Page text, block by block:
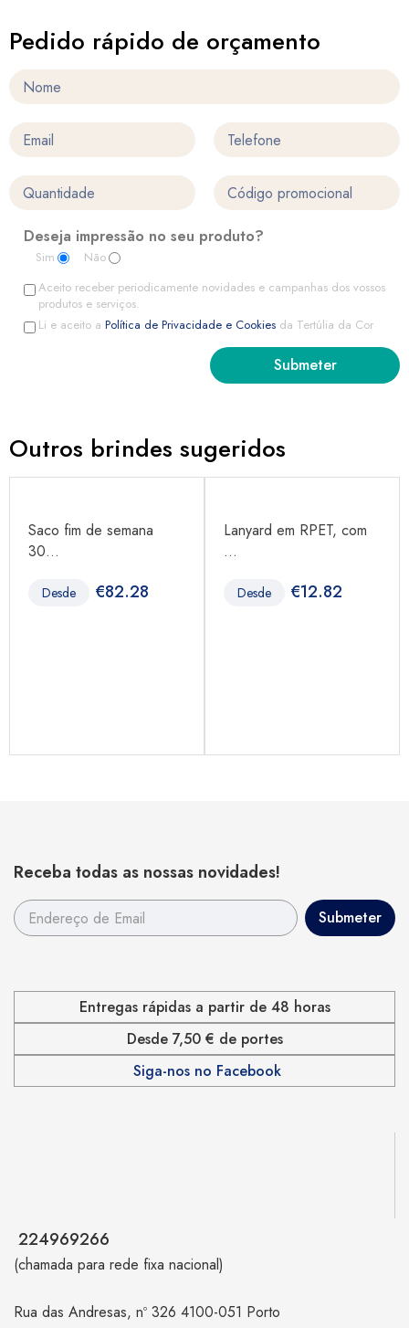
Pedido rápido de orçamento
Deseja impressão no seu produto?
Sim
Não
Aceito receber periodicamente novidades e campanhas dos vossos
produtos e serviços.
Li e aceito a Política de Privacidade e Cookies da Tertúlia da Cor
Outros brindes sugeridos
Saco fim de semana
30...
Desde €82.28
Lanyard em RPET, com
...
Desde €12.82
Receba todas as nossas novidades!
Entregas rápidas a partir de 48 horas
Desde 7,50 € de portes
Siga-nos no Facebook
224969266
(chamada para rede fixa nacional)
Rua das Andresas, nº 326 4100-051 Porto